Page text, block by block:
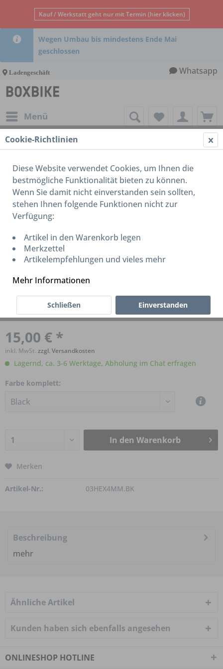
Kauf / Werkstatt geht nur mit Termin (hier klicken)
Wegen Umbau bis mindestens Ende Mai
geschlossen
Ladengeschäft Whatsapp
Menü
Hexlox 4mm
15,00 € *
inkl. MwSt. zzgl. Versandkosten
Lagernd, ca. 3-6 Werktage, Abholung im Chat erfragen
Farbe komplett:
In den Warenkorb
Merken
Artikel-Nr.: 03HEX4MM.BK
Beschreibung
mehr
Ähnliche Artikel
Kunden haben sich ebenfalls angesehen
ONLINESHOP HOTLINE
Cookie-Richtlinien
Diese Website verwendet Cookies, um Ihnen die
bestmögliche Funktionalität bieten zu können.
Wenn Sie damit nicht einverstanden sein sollten,
stehen Ihnen folgende Funktionen nicht zur
Verfügung:
Artikel in den Warenkorb legen
Merkzettel
Artikelempfehlungen und vieles mehr
Mehr Informationen
Einverstanden
Schließen